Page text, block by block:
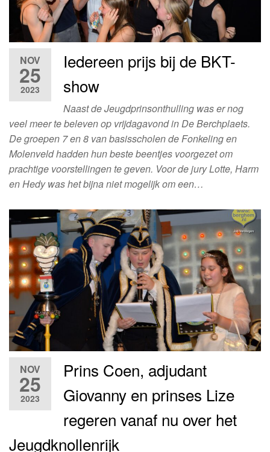
NOV
25
2023
Iedereen prijs bij de BKT-
show
Naast de Jeugdprinsonthulling was er nog
veel meer te beleven op vrijdagavond in De Berchplaets.
De groepen 7 en 8 van basisscholen de Fonkeling en
Molenveld hadden hun beste beentjes voorgezet om
prachtige voorstellingen te geven. Voor de jury Lotte, Harm
en Hedy was het bijna niet mogelijk om een…
NOV
25
2023
Prins Coen, adjudant
Giovanny en prinses Lize
regeren vanaf nu over het
Jeugdknollenrijk